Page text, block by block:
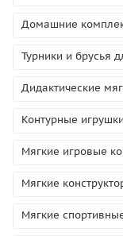
Домашние
Турники и брусья
Дидактические
Контурные игрушки
Мягкие игровые
Мягкие
Мягкие